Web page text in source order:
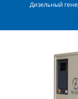
Дизельный